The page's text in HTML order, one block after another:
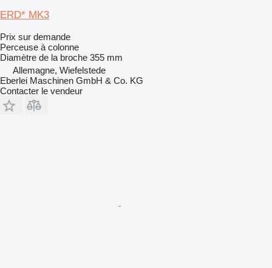
ERD* MK3
Prix sur demande
Perceuse à colonne
Diamètre de la broche 355 mm
Allemagne, Wiefelstede
Eberlei Maschinen GmbH & Co. KG
Contacter le vendeur